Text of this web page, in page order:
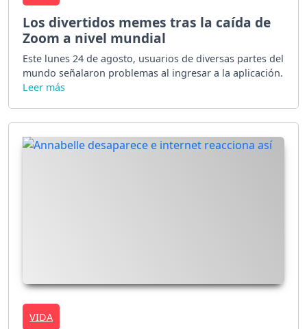
Los divertidos memes tras la caída de
Zoom a nivel mundial
Este lunes 24 de agosto, usuarios de diversas partes del
mundo señalaron problemas al ingresar a la aplicación.
VIDA